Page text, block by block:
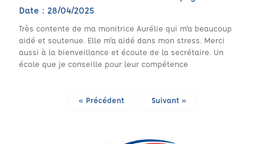
Date : 28/04/2025
Très contente de ma monitrice Aurélie qui m'a beaucoup
aidé et soutenue. Elle m'a aidé dans mon stress. Merci
aussi à la bienveillance et écoute de la secrétaire. Un
école que je conseille pour leur compétence
« Précédent Suivant »